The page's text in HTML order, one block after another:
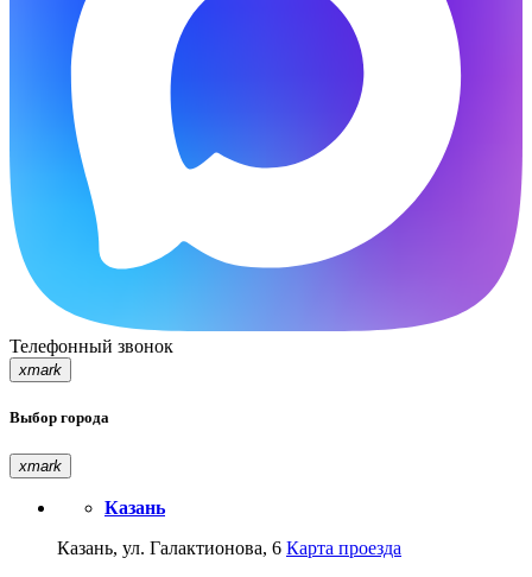
Телефонный звонок
xmark
Выбор города
xmark
Казань
Казань, ул. Галактионова, 6 Карта проезда